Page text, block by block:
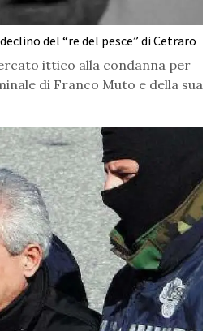
del “re del pesce” di Cetraro
ittico alla condanna per
di Franco Muto e della sua